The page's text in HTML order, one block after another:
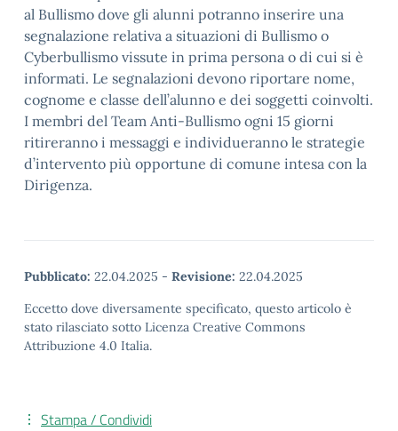
al Bullismo dove gli alunni potranno inserire una
segnalazione relativa a situazioni di Bullismo o
Cyberbullismo vissute in prima persona o di cui si è
informati. Le segnalazioni devono riportare nome,
cognome e classe dell’alunno e dei soggetti coinvolti.
I membri del Team Anti-Bullismo ogni 15 giorni
ritireranno i messaggi e individueranno le strategie
d’intervento più opportune di comune intesa con la
Dirigenza.
Pubblicato: 22.04.2025 - Revisione: 22.04.2025
Eccetto dove diversamente specificato, questo articolo è
stato rilasciato sotto Licenza Creative Commons
Attribuzione 4.0 Italia.
Stampa / Condividi